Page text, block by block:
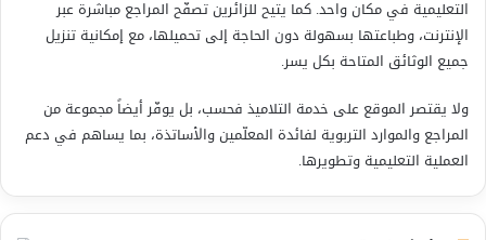
التعليمية في مكان واحد. كما يتيح للزائرين تصفّح المراجع مباشرة عبر
الإنترنت، وطباعتها بسهولة دون الحاجة إلى تحميلها، مع إمكانية تنزيل
جميع الوثائق المتاحة بكل يسر.
ولا يقتصر الموقع على خدمة التلاميذ فحسب، بل يوفّر أيضاً مجموعة من
المراجع والموارد التربوية لفائدة المعلّمين والأساتذة، بما يساهم في دعم
العملية التعليمية وتطويرها.